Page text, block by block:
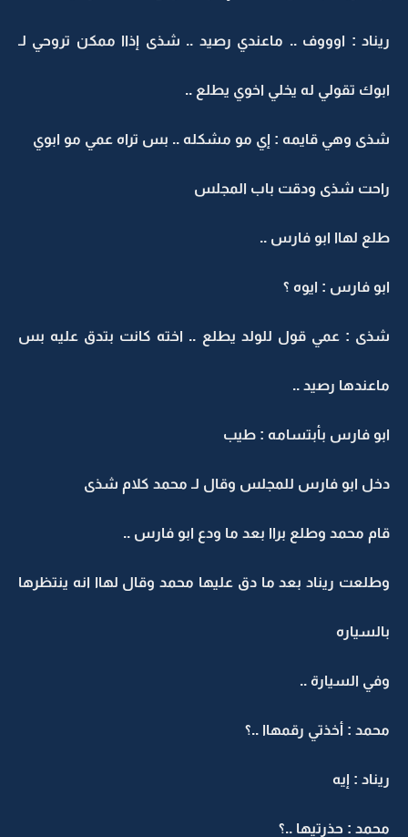
ريناد : اوووف .. ماعندي رصيد .. شذى إذاا ممكن تروحي لـ
ابوك تقولي له يخلي اخوي يطلع ..
شذى وهي قايمه : إي مو مشكله .. بس تراه عمي مو ابوي
راحت شذى ودقت باب المجلس
طلع لهاا ابو فارس ..
ابو فارس : ايوه ؟
شذى : عمي قول للولد يطلع .. اخته كانت بتدق عليه بس
ماعندها رصيد ..
ابو فارس بأبتسامه : طيب
دخل ابو فارس للمجلس وقال لـ محمد كلام شذى
قام محمد وطلع براا بعد ما ودع ابو فارس ..
وطلعت ريناد بعد ما دق عليها محمد وقال لهاا انه ينتظرها
بالسياره
وفي السيارة ..
محمد : أخذتي رقمهاا ..؟
ريناد : إيه
محمد : حذرتيها ..؟